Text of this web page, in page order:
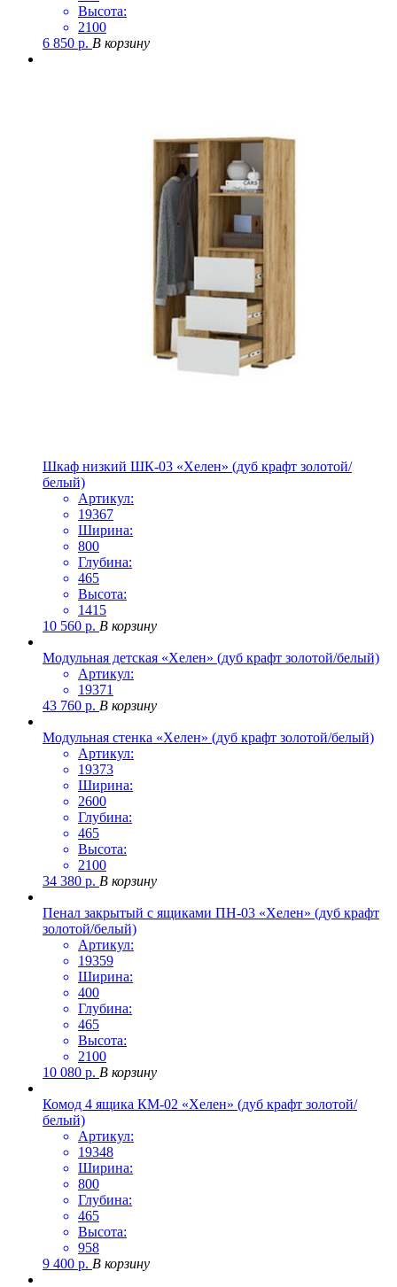
Высота:
2100
6 850 р. В корзину
Шкаф низкий ШК-03 «Хелен» (дуб крафт золотой/
белый)
Артикул:
19367
Ширина:
800
Глубина:
465
Высота:
1415
10 560 р. В корзину
Модульная детская «Хелен» (дуб крафт золотой/белый)
Артикул:
19371
43 760 р. В корзину
Модульная стенка «Хелен» (дуб крафт золотой/белый)
Артикул:
19373
Ширина:
2600
Глубина:
465
Высота:
2100
34 380 р. В корзину
Пенал закрытый с ящиками ПН-03 «Хелен» (дуб крафт
золотой/белый)
Артикул:
19359
Ширина:
400
Глубина:
465
Высота:
2100
10 080 р. В корзину
Комод 4 ящика КМ-02 «Хелен» (дуб крафт золотой/
белый)
Артикул:
19348
Ширина:
800
Глубина:
465
Высота:
958
9 400 р. В корзину